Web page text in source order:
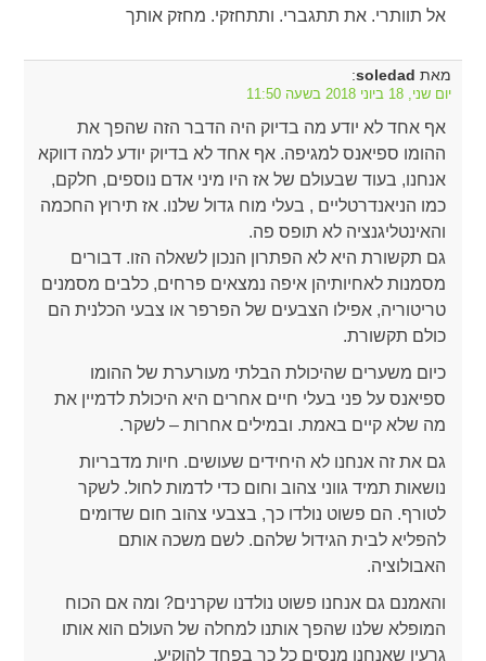
אל תוותרי. את תתגברי. ותתחזקי. מחזק אותך
מאת soledad
:
יום שני, 18 ביוני 2018 בשעה 11:50
אף אחד לא יודע מה בדיוק היה הדבר הזה שהפך את
ההומו ספיאנס למגיפה. אף אחד לא בדיוק יודע למה דווקא
אנחנו, בעוד שבעולם של אז היו מיני אדם נוספים, חלקם,
כמו הניאנדרטליים , בעלי מוח גדול שלנו. אז תירוץ החכמה
והאינטליגנציה לא תופס פה.
גם תקשורת היא לא הפתרון הנכון לשאלה הזו. דבורים
מסמנות לאחיותיהן איפה נמצאים פרחים, כלבים מסמנים
טריטוריה, אפילו הצבעים של הפרפר או צבעי הכלנית הם
כולם תקשורת.
כיום משערים שהיכולת הבלתי מעורערת של ההומו
ספיאנס על פני בעלי חיים אחרים היא היכולת לדמיין את
מה שלא קיים באמת. ובמילים אחרות – לשקר.
גם את זה אנחנו לא היחידים שעושים. חיות מדבריות
נושאות תמיד גווני צהוב וחום כדי לדמות לחול. לשקר
לטורף. הם פשוט נולדו כך, בצבעי צהוב חום שדומים
להפליא לבית הגידול שלהם. לשם משכה אותם
האבולוציה.
והאמנם גם אנחנו פשוט נולדנו שקרנים? ומה אם הכוח
המופלא שלנו שהפך אותנו למחלה של העולם הוא אותו
גרעין שאנחנו מנסים כל כך בפחד להוקיע.